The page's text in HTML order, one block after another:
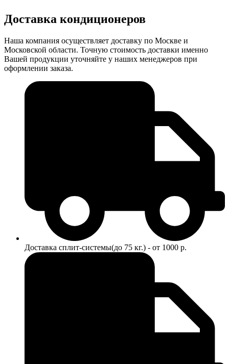
Доставка кондиционеров
Наша компания осуществляет доставку по Москве и
Московской области. Точную стоимость доставки именно
Вашей продукции уточняйте у наших менеджеров при
оформлении заказа.
Доставка сплит-системы(до 75 кг.) - от 1000 р.